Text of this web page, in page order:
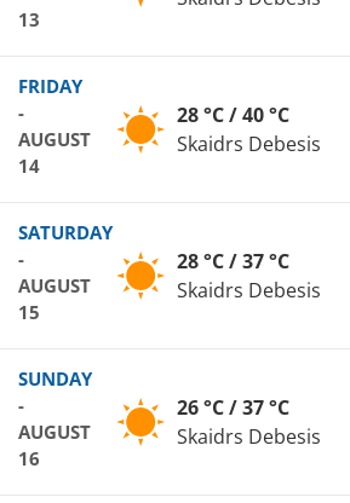
13
FRIDAY
-
AUGUST
14
28 °C / 40 °C
Skaidrs Debesis
SATURDAY
-
AUGUST
15
28 °C / 37 °C
Skaidrs Debesis
SUNDAY
-
AUGUST
16
26 °C / 37 °C
Skaidrs Debesis